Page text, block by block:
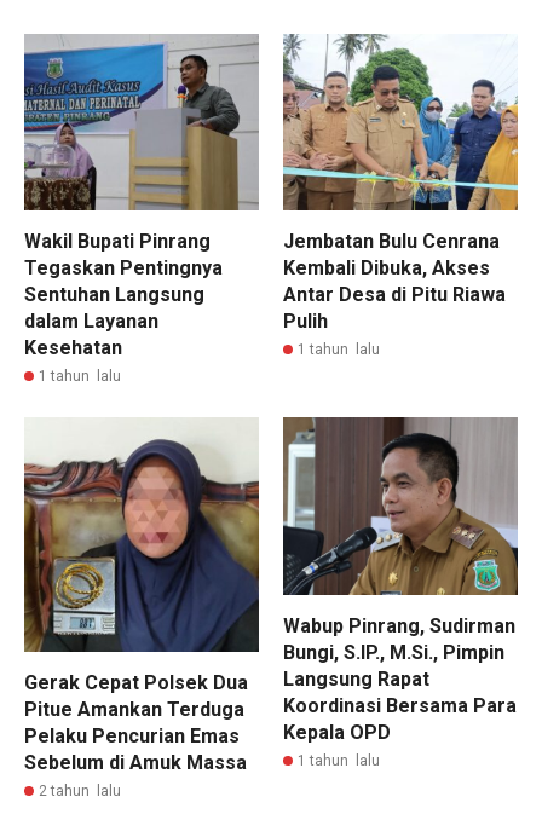
Wakil Bupati Pinrang
Tegaskan Pentingnya
Sentuhan Langsung
dalam Layanan
Kesehatan
1 tahun lalu
Jembatan Bulu Cenrana
Kembali Dibuka, Akses
Antar Desa di Pitu Riawa
Pulih
1 tahun lalu
Gerak Cepat Polsek Dua
Pitue Amankan Terduga
Pelaku Pencurian Emas
Sebelum di Amuk Massa
2 tahun lalu
Wabup Pinrang, Sudirman
Bungi, S.IP., M.Si., Pimpin
Langsung Rapat
Koordinasi Bersama Para
Kepala OPD
1 tahun lalu